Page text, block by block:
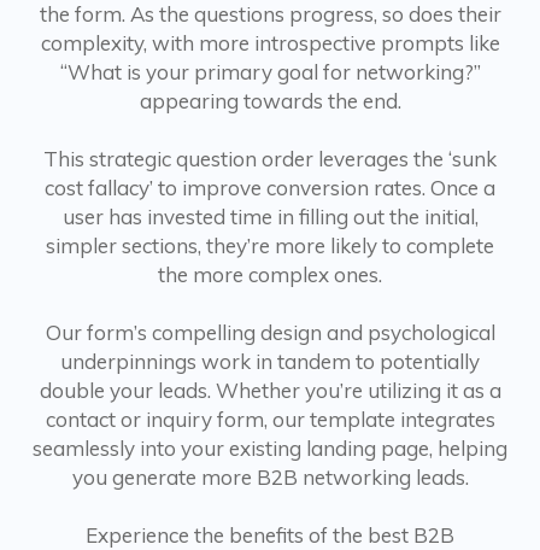
the form. As the questions progress, so does their
complexity, with more introspective prompts like
“What is your primary goal for networking?”
appearing towards the end.
This strategic question order leverages the ‘sunk
cost fallacy’ to improve conversion rates. Once a
user has invested time in filling out the initial,
simpler sections, they’re more likely to complete
the more complex ones.
Our form’s compelling design and psychological
underpinnings work in tandem to potentially
double your leads. Whether you’re utilizing it as a
contact or inquiry form, our template integrates
seamlessly into your existing landing page, helping
you generate more B2B networking leads.
Experience the benefits of the best B2B